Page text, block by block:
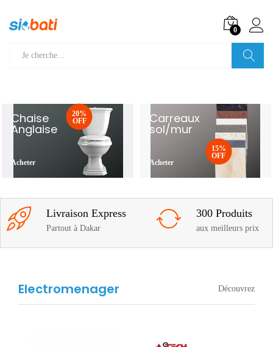
0
Chaise
Anglaise
Acheter
20%
OFF
Carreaux
sol/mur
Acheter
15%
OFF
Livraison Express
Partout à Dakar
300 Produits
aux meilleurs prix
Electromenager Découvrez